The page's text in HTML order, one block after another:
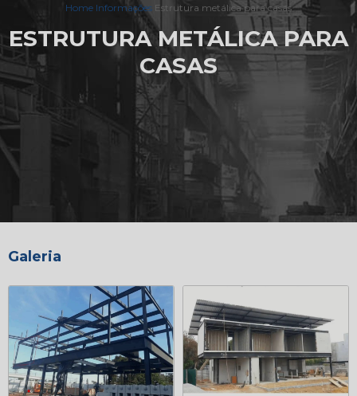
Home Informações Estrutura metálica para casas
ESTRUTURA METÁLICA PARA
CASAS
Galeria